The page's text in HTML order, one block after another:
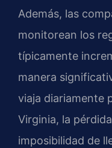
Además, las
monitorean los
típicamente
manera
viaja diariamente
Virginia, la
imposibilidad de